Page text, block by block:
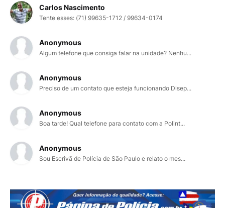
Carlos Nascimento
Tente esses: (71) 99635-1712 / 99634-0174
Anonymous
Algum telefone que consiga falar na unidade? Nenhu...
Anonymous
Preciso de um contato que esteja funcionando Disep...
Anonymous
Boa tarde! Qual telefone para contato com a Polint...
Anonymous
Sou Escrivã de Polícia de São Paulo e relato o mes...